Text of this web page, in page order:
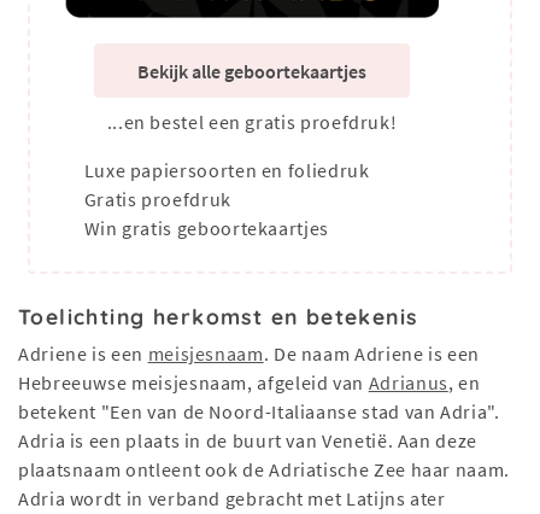
Bekijk alle geboortekaartjes
...en bestel een gratis proefdruk!
Luxe papiersoorten en foliedruk
Gratis proefdruk
Win gratis geboortekaartjes
Toelichting herkomst en betekenis
Adriene is een meisjesnaam. De naam Adriene is een
Hebreeuwse meisjesnaam, afgeleid van Adrianus, en
betekent "Een van de Noord-Italiaanse stad van Adria".
Adria is een plaats in de buurt van Venetië. Aan deze
plaatsnaam ontleent ook de Adriatische Zee haar naam.
Adria wordt in verband gebracht met Latijns ater